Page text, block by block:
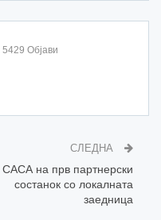
5429 Објави
СЛЕДНА
САСА на прв партнерски
состанок со локалната
заедница